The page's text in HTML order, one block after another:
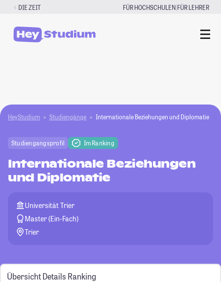
Zum
springen
DIE ZEIT FÜR HOCHSCHULEN|FÜR LEHRER
HeyStudium Studiengänge Internationale Beziehungen und Diplomatie
Studiengangsprofil Im Ranking
Internationale Beziehungen
und Diplomatie
Universität Trier
Master (Ein-Fach)
Trier
Übersicht Details Ranking